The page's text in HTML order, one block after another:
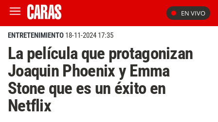
EN VIVO
ENTRETENIMIENTO 18-11-2024 17:35
La película que protagonizan
Joaquin Phoenix y Emma
Stone que es un éxito en
Netflix